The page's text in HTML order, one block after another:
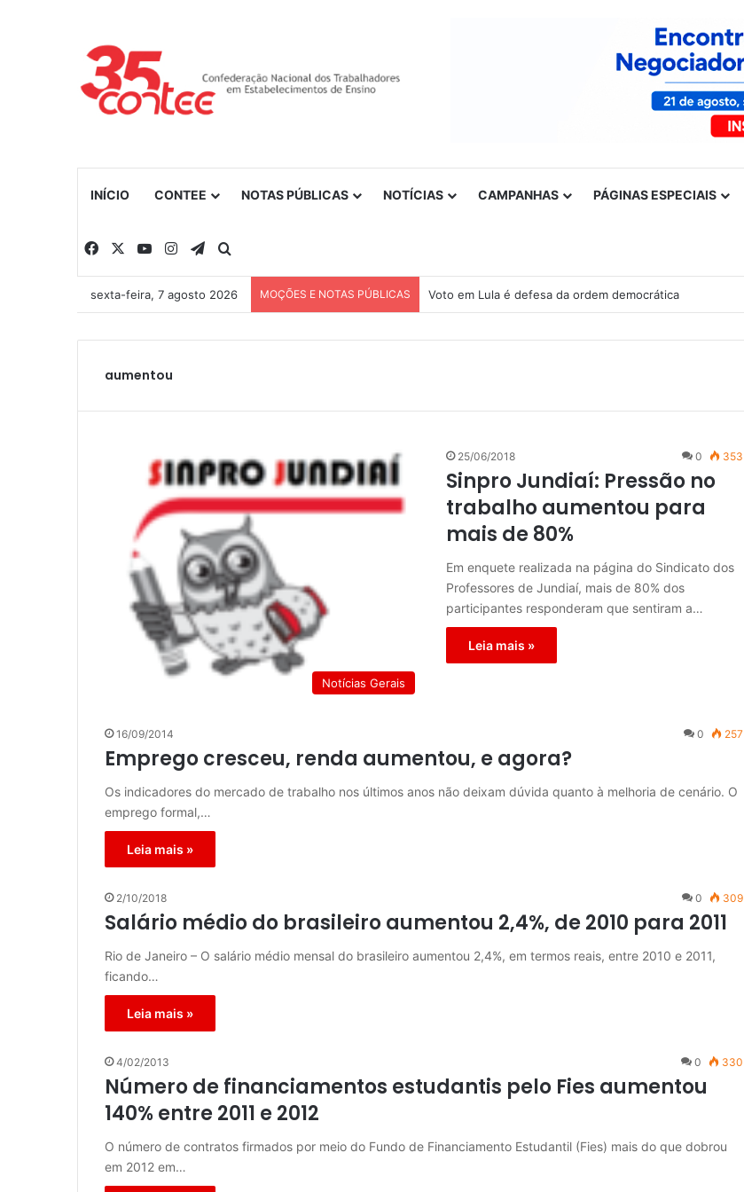
INÍCIO CONTEE NOTAS PÚBLICAS NOTÍCIAS CAMPANHAS PÁGINAS ESPECIAIS
Facebook YouTubeInstagramTelegram
sexta-feira, 7 agosto 2026 MOÇÕES E NOTAS PÚBLICAS Voto em Lula é defesa da ordem democrática
aumentou
Notícias Gerais
25/06/2018 0 353
Sinpro Jundiaí: Pressão no
trabalho aumentou para
mais de 80%
Em enquete realizada na página do Sindicato dos
Professores de Jundiaí, mais de 80% dos
participantes responderam que sentiram a…
Leia mais »
16/09/2014 0 257
Emprego cresceu, renda aumentou, e agora?
Os indicadores do mercado de trabalho nos últimos anos não deixam dúvida quanto à melhoria de cenário. O
emprego formal,…
Leia mais »
2/10/2018 0 309
Salário médio do brasileiro aumentou 2,4%, de 2010 para 2011
Rio de Janeiro – O salário médio mensal do brasileiro aumentou 2,4%, em termos reais, entre 2010 e 2011,
ficando…
Leia mais »
4/02/2013 0 330
Número de financiamentos estudantis pelo Fies aumentou
140% entre 2011 e 2012
O número de contratos firmados por meio do Fundo de Financiamento Estudantil (Fies) mais do que dobrou
em 2012 em…